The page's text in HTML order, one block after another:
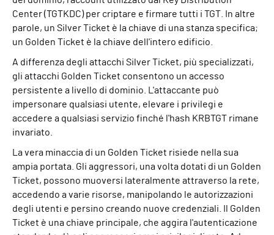
Center (TGTKDC) per criptare e firmare tutti i TGT. In altre
parole, un Silver Ticket è la chiave di una stanza specifica;
un Golden Ticket è la chiave dell'intero edificio.
A differenza degli attacchi Silver Ticket, più specializzati,
gli attacchi Golden Ticket consentono un accesso
persistente a livello di dominio. L'attaccante può
impersonare qualsiasi utente, elevare i privilegi e
accedere a qualsiasi servizio finché l'hash KRBTGT rimane
invariato.
La vera minaccia di un Golden Ticket risiede nella sua
ampia portata. Gli aggressori, una volta dotati di un Golden
Ticket, possono muoversi lateralmente attraverso la rete,
accedendo a varie risorse, manipolando le autorizzazioni
degli utenti e persino creando nuove credenziali. Il Golden
Ticket è una chiave principale, che aggira l'autenticazione